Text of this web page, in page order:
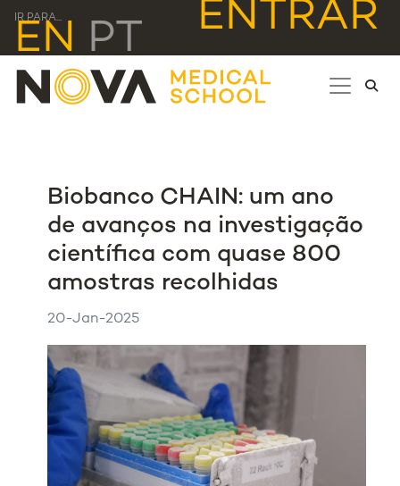
IR PARA... ENTRAR
EN PT
Biobanco CHAIN: um ano
de avanços na investigação
científica com quase 800
amostras recolhidas
20-Jan-2025